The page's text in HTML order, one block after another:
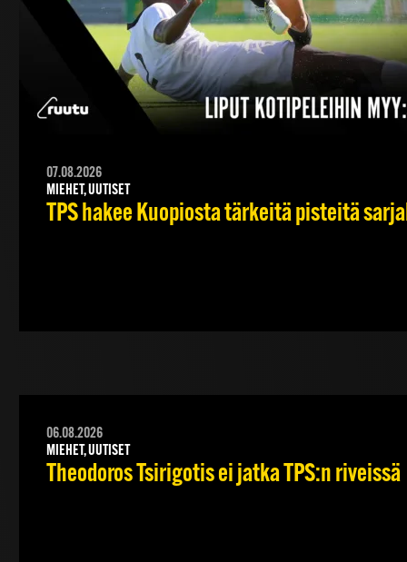
07.08.2026
MIEHET, UUTISET
TPS hakee Kuopiosta tärkeitä pisteitä
06.08.2026
MIEHET, UUTISET
Theodoros Tsirigotis ei jatka TPS:n riveissä